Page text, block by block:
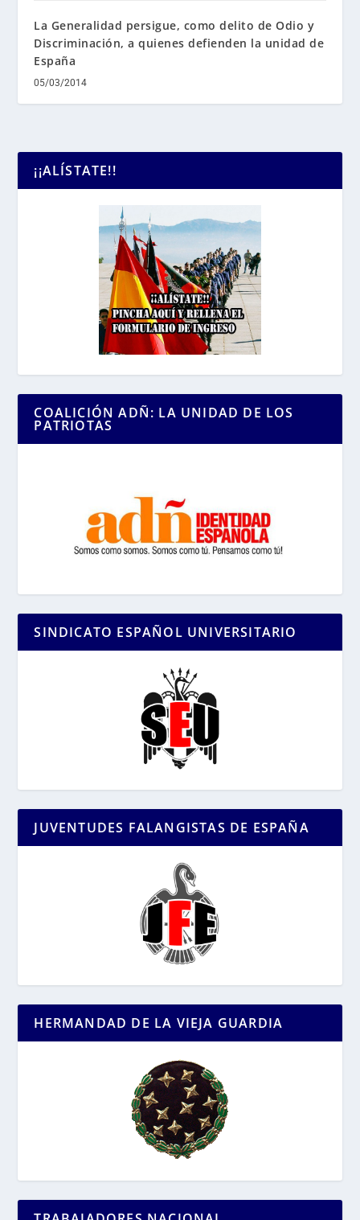
La Generalidad persigue, como delito de Odio y
Discriminación, a quienes defienden la unidad de
España
05/03/2014
¡¡ALÍSTATE!!
COALICIÓN ADÑ: LA UNIDAD DE LOS
PATRIOTAS
SINDICATO ESPAÑOL UNIVERSITARIO
JUVENTUDES FALANGISTAS DE ESPAÑA
HERMANDAD DE LA VIEJA GUARDIA